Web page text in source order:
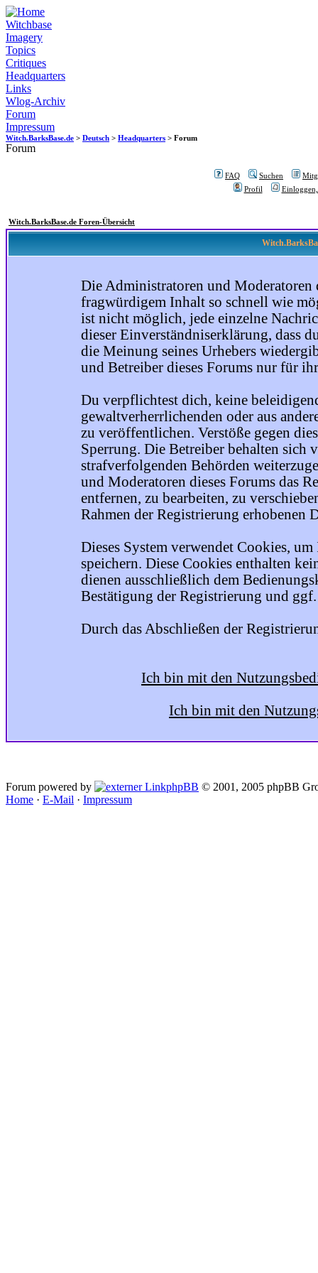
Witchbase
Imagery
Topics
Critiques
Headquarters
Links
Wlog-Archiv
Forum
Impressum
Witch.BarksBase.de > Deutsch > Headquarters > Forum
Forum
FAQ Suchen
Profil
Witch.BarksBase.de Foren-Übersicht
Die Administratoren und Moderatoren
fragwürdigem Inhalt so schnell wie
ist nicht möglich, jede einzelne
dieser Einverständniserklärung, dass
die Meinung seines Urhebers
und Betreiber dieses Forums nur für
Du verpflichtest dich, keine
gewaltverherrlichenden oder aus
zu veröffentlichen. Verstöße gegen
Sperrung. Die Betreiber behalten sich
strafverfolgenden Behörden
und Moderatoren dieses Forums das
entfernen, zu bearbeiten, zu
Rahmen der Registrierung erhobenen
Dieses System verwendet Cookies,
speichern. Diese Cookies enthalten
dienen ausschließlich dem
Bestätigung der Registrierung und ggf.
Durch das Abschließen der
Ich bin mit den
Ich bin mit den
Forum powered by phpBB © 2001, 2005 phpBB
Home · E-Mail · Impressum